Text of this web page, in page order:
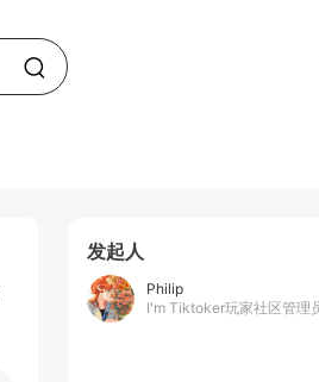
发起人
Philip
I'm Tiktoker玩家社区管理